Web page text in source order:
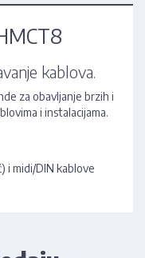
kablova.
za obavljanje brzih i
i instalacijama.
i midi/DIN kablove